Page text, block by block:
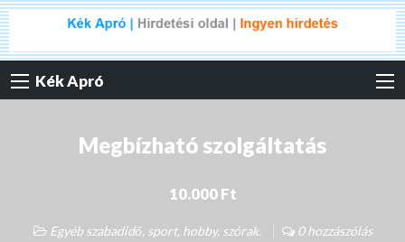
Kék Apró
Megbízható szolgáltatás
10.000 Ft
Egyéb szabadidő, sport, hobby, szórak. 0 hozzászólás